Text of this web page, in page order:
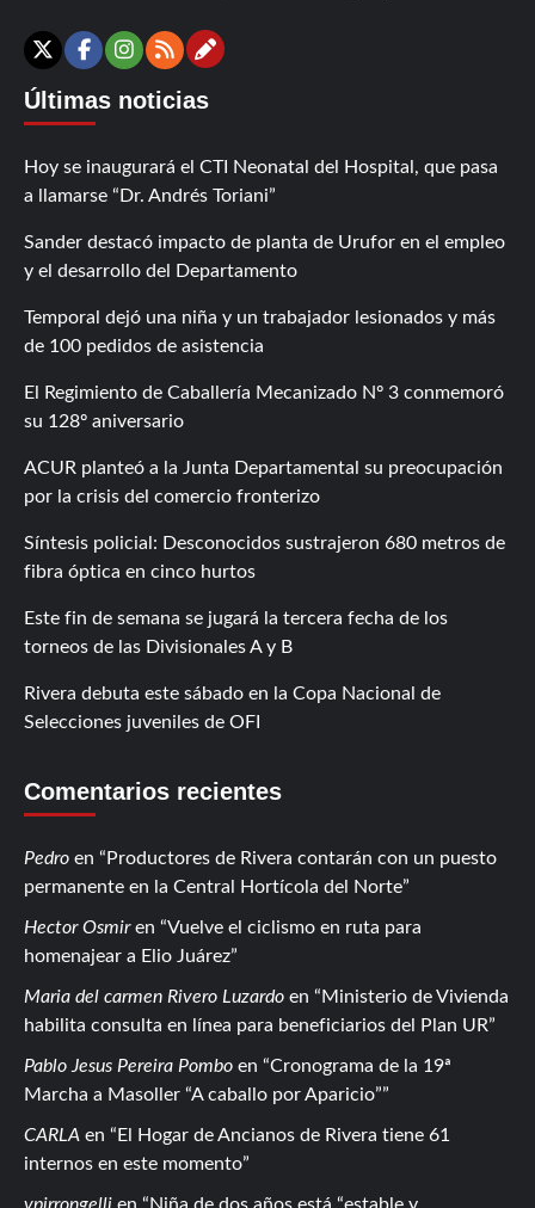
X Facebook
Instagram
RSSContáctanos
Últimas noticias
Hoy se inaugurará el CTI Neonatal del Hospital, que pasa
a llamarse “Dr. Andrés Toriani”
Sander destacó impacto de planta de Urufor en el empleo
y el desarrollo del Departamento
Temporal dejó una niña y un trabajador lesionados y más
de 100 pedidos de asistencia
El Regimiento de Caballería Mecanizado Nº 3 conmemoró
su 128º aniversario
ACUR planteó a la Junta Departamental su preocupación
por la crisis del comercio fronterizo
Síntesis policial: Desconocidos sustrajeron 680 metros de
fibra óptica en cinco hurtos
Este fin de semana se jugará la tercera fecha de los
torneos de las Divisionales A y B
Rivera debuta este sábado en la Copa Nacional de
Selecciones juveniles de OFI
Comentarios recientes
Pedro en
Productores de Rivera contarán con un puesto
permanente en la Central Hortícola del Norte
Hector Osmiren
Vuelve el ciclismo en ruta para
homenajear a Elio Juárez
Maria del carmen Rivero Luzardo en
Ministerio de Vivienda
habilita consulta en línea para beneficiarios del Plan UR
Pablo Jesus Pereira Pombo en
Cronograma de la 19ª
Marcha a Masoller “A caballo por Aparicio”
CARLA en
El Hogar de Ancianos de Rivera tiene 61
internos en este momento